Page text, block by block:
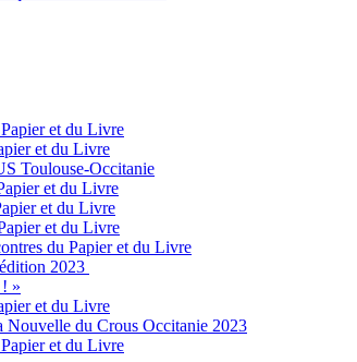
et du Livre
et du Livre
Toulouse-Occitanie
et du Livre
et du Livre
et du Livre
du Papier et du Livre
2023
»
et du Livre
Nouvelle du Crous Occitanie 2023
et du Livre